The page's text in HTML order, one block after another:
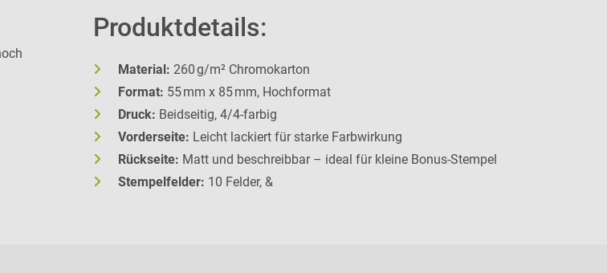
Produktdetails:
Material: 260 g/m² Chromokarton
Format: 55 mm x 85 mm, Hochformat
Druck: Beidseitig, 4/4-farbig
Vorderseite: Leicht lackiert für starke Farbwirkung
Rückseite: Matt und beschreibbar – ideal für kleine Bonus-Stempel
Stempelfelder: 10 Felder, &